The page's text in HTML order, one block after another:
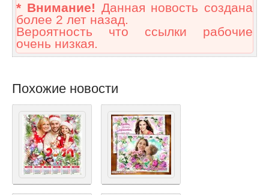
* Внимание! Данная новость создана
более 2 лет назад.
Вероятность что ссылки рабочие
очень низкая.
Похожие новости